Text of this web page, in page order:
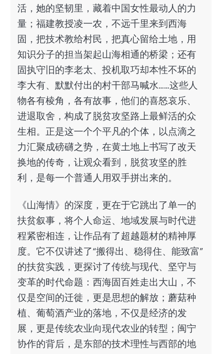
活，她的坚韧里，藏着中国女性最动人的力
量；福建教授凌一农，不远千里来到西海
固，把技术教给村民，把真心留给土地，用
知识分子的担当架起山海相通的桥梁；还有
固执守旧的李老太、投机取巧却本性不坏的
李大有、默默付出的村干部马喊水……这些人
物各有棱角，各有故事，他们的喜怒哀乐、
进退取舍，构成了脱贫攻坚路上最鲜活的众
生相。正是这一个个平凡的个体，以点滴之
力汇聚成磅礴之势，在黄土地上书写了改天
换地的传奇，让观众看到，脱贫攻坚的胜
利，是每一个普通人用双手拼出来的。
《山海情》的深度，更在于它跳出了单一的
扶贫叙事，将个人命运、地域发展与时代进
程紧密相连，让作品有了超越题材的精神厚
度。它不仅讲述了“搬得出、稳得住、能致富”
的扶贫实践，更探讨了传统与现代、坚守与
变革的时代命题：西海固百姓走出大山，不
仅是空间的迁徙，更是思想的解放；蘑菇种
植、葡萄酒产业的落地，不仅是经济的发
展，更是传统农业向现代农业的转型；闽宁
协作的背后，是东部的技术理性与西部的地